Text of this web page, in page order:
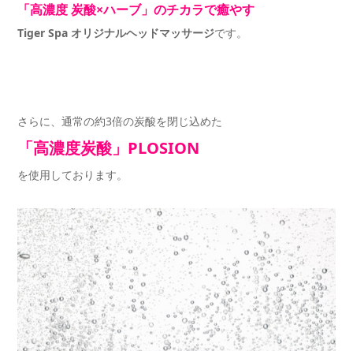
「高濃度 炭酸×ハーブ」のチカラで癒やす
Tiger Spa オリジナルヘッドマッサージです。
さらに、通常の約3倍の炭酸を閉じ込めた
「高濃度炭酸」PLOSION
を使用しております。